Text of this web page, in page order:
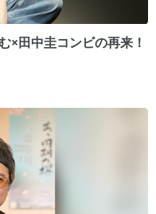
×田中圭コンビの再来！